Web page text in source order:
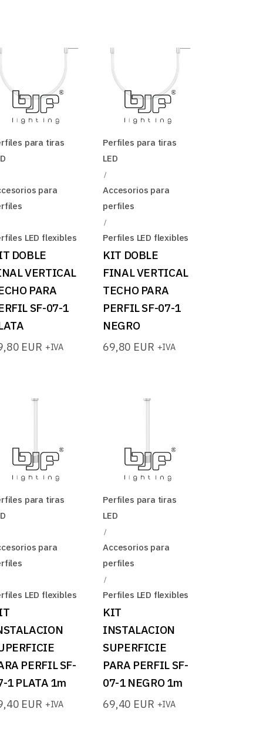
para tiras
para
LED flexibles
DOBLE
VERTICAL
PARA
SF-07-1
EUR +IVA
Perfiles para tiras
LED
Accesorios para
perfiles
Perfiles LED flexibles
KIT DOBLE
FINAL VERTICAL
TECHO PARA
PERFIL SF-07-1
NEGRO
69,80 EUR +IVA
para tiras
para
LED flexibles
PERFIL SF-
1 PLATA 1m
EUR +IVA
Perfiles para tiras
LED
Accesorios para
perfiles
Perfiles LED flexibles
KIT
INSTALACION
SUPERFICIE
PARA PERFIL SF-
07-1 NEGRO 1m
69,40 EUR +IVA